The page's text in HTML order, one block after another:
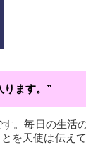
ります。”
。毎日の生活
を天使は伝えて